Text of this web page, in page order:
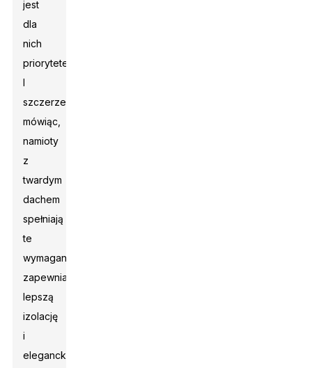
jest
dla
nich
priorytetem.
I
szczerze
mówiąc,
namioty
z
twardym
dachem
spełniają
te
wymagania,
zapewniając
lepszą
izolację
i
elegancką,